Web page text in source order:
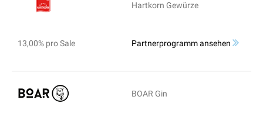
Hartkorn Gewürze
13,00% pro Sale Partnerprogramm ansehen
BOAR Gin